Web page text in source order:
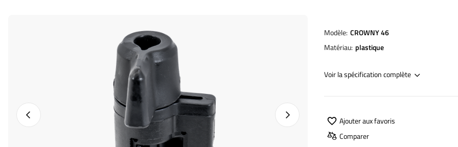
Photo précédente Photo suivante
Modèle CROWNY 46
Matériau plastique
Voir la spécification complète
Ajouter aux favoris
Comparer